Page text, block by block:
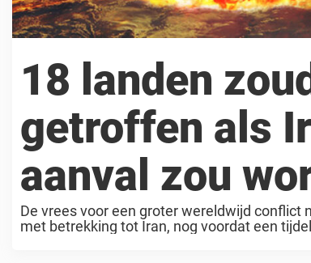
18 landen
getroffen als
aanval zou
De vrees voor een groter wereldwijd
met betrekking tot Iran, nog voordat een